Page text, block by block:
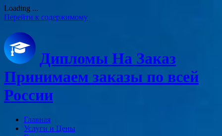
Loading ...
Перейти к содержимому
Дипломы На Заказ
Принимаем заказы по всей
России
Главная
Услуги и Цены